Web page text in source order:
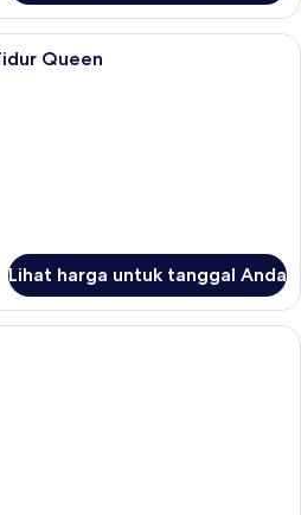
Kamar Deluks, 2 Tempat Tidur
Queen
Lihat harga untuk tanggal Anda